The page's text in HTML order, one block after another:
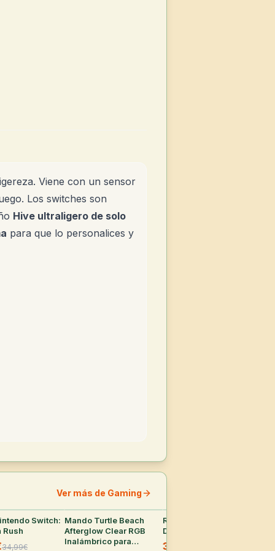
Viene con un sensor
Los switches son
Hive ultraligero de solo
para que lo personalices y
Ver más de Gaming
27°
Switch:
Rush
34,99€
24
Mando Turtle Beach
Afterglow Clear RGB
Inalámbrico para
Ratón Gaming Razer
DeathAdder V3
39,99€